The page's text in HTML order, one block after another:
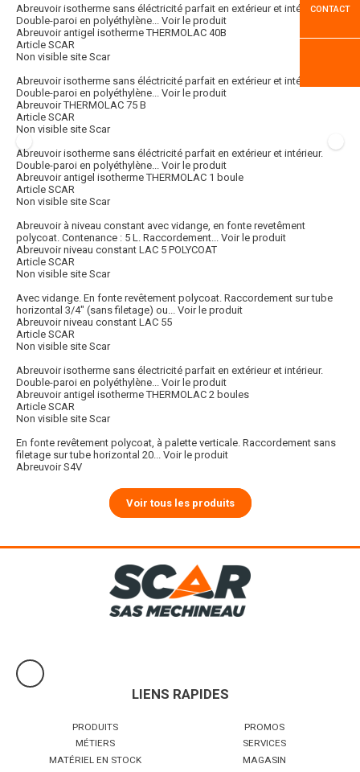
Abreuvoir isotherme sans éléctricité parfait en extérieur et intérieur.
Double-paroi en polyéthylène... Voir le produit
Abreuvoir antigel isotherme THERMOLAC 40B
Article SCAR
Non visible site Scar
Abreuvoir isotherme sans éléctricité parfait en extérieur et intérieur.
Double-paroi en polyéthylène... Voir le produit
Abreuvoir THERMOLAC 75 B
Article SCAR
Non visible site Scar
Abreuvoir isotherme sans éléctricité parfait en extérieur et intérieur.
Double-paroi en polyéthylène... Voir le produit
Abreuvoir antigel isotherme THERMOLAC 1 boule
Article SCAR
Non visible site Scar
Abreuvoir à niveau constant avec vidange, en fonte revetêment
polycoat. Contenance : 5 L. Raccordement... Voir le produit
Abreuvoir niveau constant LAC 5 POLYCOAT
Article SCAR
Non visible site Scar
Avec vidange. En fonte revêtement polycoat. Raccordement sur tube
horizontal 3/4" (sans filetage) ou... Voir le produit
Abreuvoir niveau constant LAC 55
Article SCAR
Non visible site Scar
Abreuvoir isotherme sans électricité parfait en extérieur et intérieur.
Double-paroi en polyéthylène... Voir le produit
Abreuvoir antigel isotherme THERMOLAC 2 boules
Article SCAR
Non visible site Scar
En fonte revêtement polycoat, à palette verticale. Raccordement sans
filetage sur tube horizontal 20... Voir le produit
Abreuvoir S4V
Voir tous les produits
CONTACT
LIENS RAPIDES
PRODUITS
PROMOS
MÉTIERS
SERVICES
MATÉRIEL EN STOCK
MAGASIN